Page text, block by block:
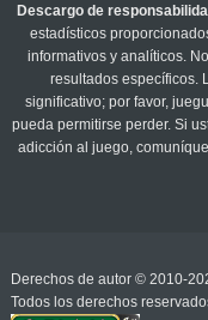
Descargo de
estadísticos
informativos y analíticos.
resultados específicos.
significativo; por favor,
pueda permitirse perder. Si
adicción al juego,
Derechos de autor © 2010-
Todos los derechos